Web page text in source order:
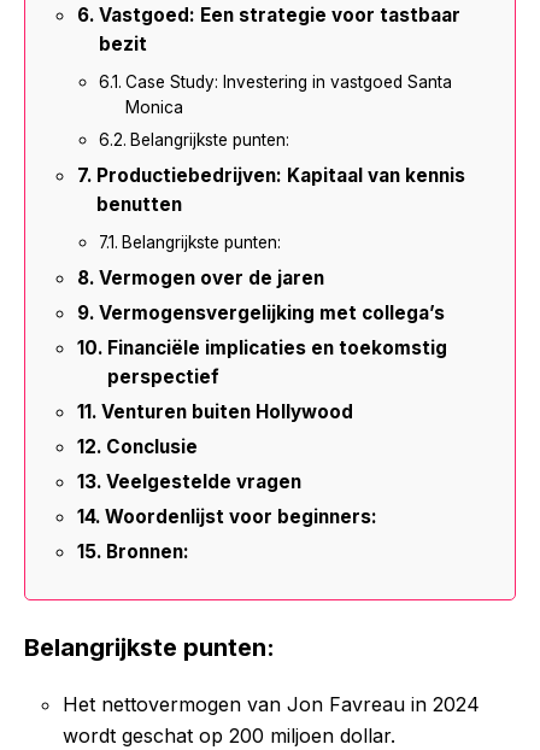
Vastgoed: Een strategie voor tastbaar
bezit
Case Study: Investering in vastgoed Santa
Monica
Belangrijkste punten:
Productiebedrijven: Kapitaal van kennis
benutten
Belangrijkste punten:
Vermogen over de jaren
Vermogensvergelijking met collega’s
Financiële implicaties en toekomstig
perspectief
Venturen buiten Hollywood
Conclusie
Veelgestelde vragen
Woordenlijst voor beginners:
Bronnen:
Belangrijkste punten:
Het nettovermogen van Jon Favreau in 2024
wordt geschat op 200 miljoen dollar.